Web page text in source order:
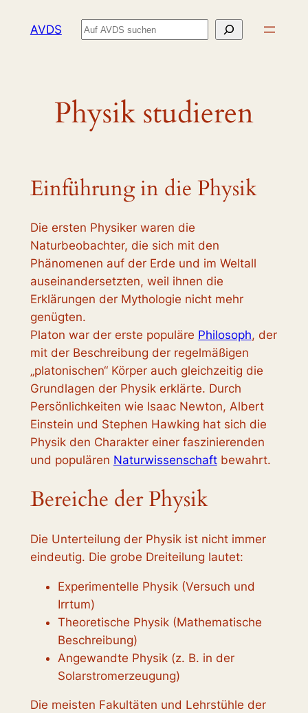
InhaltAVDS Suchen
Physik studieren
Einführung in die Physik
Die ersten Physiker waren die
Naturbeobachter, die sich mit den
Phänomenen auf der Erde und im Weltall
auseinandersetzten, weil ihnen die
Erklärungen der Mythologie nicht mehr
genügten.
Platon war der erste populäre Philosoph, der
mit der Beschreibung der regelmäßigen
„platonischen“ Körper auch gleichzeitig die
Grundlagen der Physik erklärte. Durch
Persönlichkeiten wie Isaac Newton, Albert
Einstein und Stephen Hawking hat sich die
Physik den Charakter einer faszinierenden
und populären Naturwissenschaftbewahrt.
Bereiche der Physik
Die Unterteilung der Physik ist nicht immer
eindeutig. Die grobe Dreiteilung lautet:
Experimentelle Physik (Versuch und
Irrtum)
Theoretische Physik (Mathematische
Beschreibung)
Angewandte Physik (z. B. in der
Solarstromerzeugung)
Die meisten Fakultäten und Lehrstühle der